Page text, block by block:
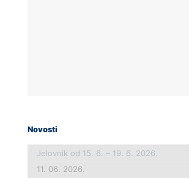
Novosti
Jelovnik od 15. 6. – 19. 6. 2026.
11. 06. 2026.